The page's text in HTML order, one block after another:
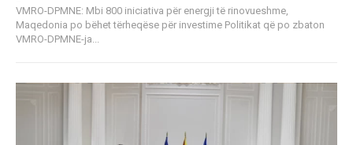
VMRO-DPMNE: Mbi 800 iniciativa për energji të rinovueshme,
Maqedonia po bëhet tërheqëse për investime Politikat që po zbaton
VMRO-DPMNE-ja...